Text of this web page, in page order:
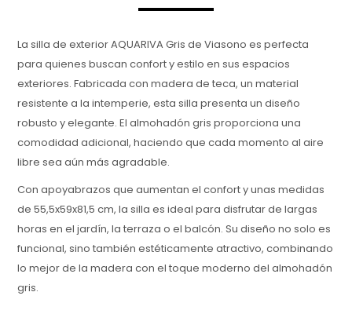
La silla de exterior AQUARIVA Gris de Viasono es perfecta
para quienes buscan confort y estilo en sus espacios
exteriores. Fabricada con madera de teca, un material
resistente a la intemperie, esta silla presenta un diseño
robusto y elegante. El almohadón gris proporciona una
comodidad adicional, haciendo que cada momento al aire
libre sea aún más agradable.
Con apoyabrazos que aumentan el confort y unas medidas
de 55,5x59x81,5 cm, la silla es ideal para disfrutar de largas
horas en el jardín, la terraza o el balcón. Su diseño no solo es
funcional, sino también estéticamente atractivo, combinando
lo mejor de la madera con el toque moderno del almohadón
gris.